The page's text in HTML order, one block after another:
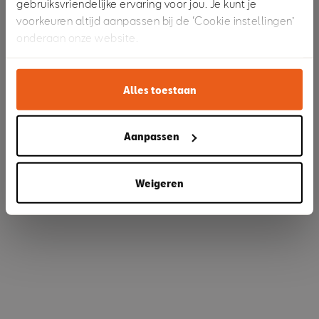
gebruiksvriendelijke ervaring voor jou. Je kunt je
voorkeuren altijd aanpassen bij de ‘Cookie instellingen’
onderaan onze website.
Alles toestaan
Aanpassen
Weigeren